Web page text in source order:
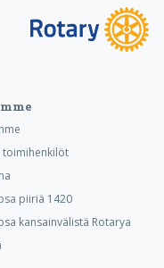
toimihenkilöt
piiriä 1420
kansainvälistä Rotarya